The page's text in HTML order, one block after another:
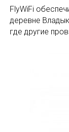
FlyWiFi
деревне
где другие